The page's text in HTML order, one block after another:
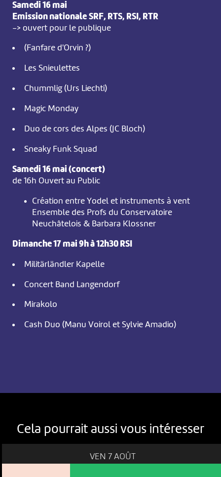
Samedi 16 mai
Emission nationale SRF, RTS, RSI, RTR
-> ouvert pour le publique
(Fanfare d'Orvin ?)
Les Snieulettes
Chummlig (Urs Liechti)
Magic Monday
Duo de cors des Alpes (JC Bloch)
Sneaky Funk Squad
Samedi 16 mai (concert)
de 16h Ouvert au Public
Création entre Yodel et instruments à vent
Ensemble des Profs du Conservatoire
Neuchâtelois & Barbara Klossner
Dimanche 17 mai 9h à 12h30 RSI
Militärländler Kapelle
Concert Band Langendorf
Mirakolo
Cash Duo (Manu Voirol et Sylvie Amadio)
Cela pourrait aussi vous intéresser
VEN 7 AOÛT